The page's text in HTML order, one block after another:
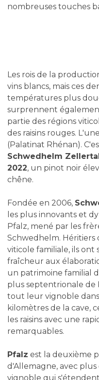
nombreuses touches
Les rois de la
vins blancs, mais ces
températures plus
surprennent
partie des régions
des raisins rouges.
(Palatinat Rhénan).
Schwedhelm
2022, un pinot noir
chêne.
Fondée en 2006,
les plus innovants et
Pfalz, mené par les
Schwedhelm.
viticole familiale, ils
fraîcheur aux
un patrimoine familial
plus septentrionale de
tout leur vignoble
kilomètres de la cave,
les raisins avec une
remarquables.
Pfalz est la deuxième
d'Allemagne, avec
vignoble qui